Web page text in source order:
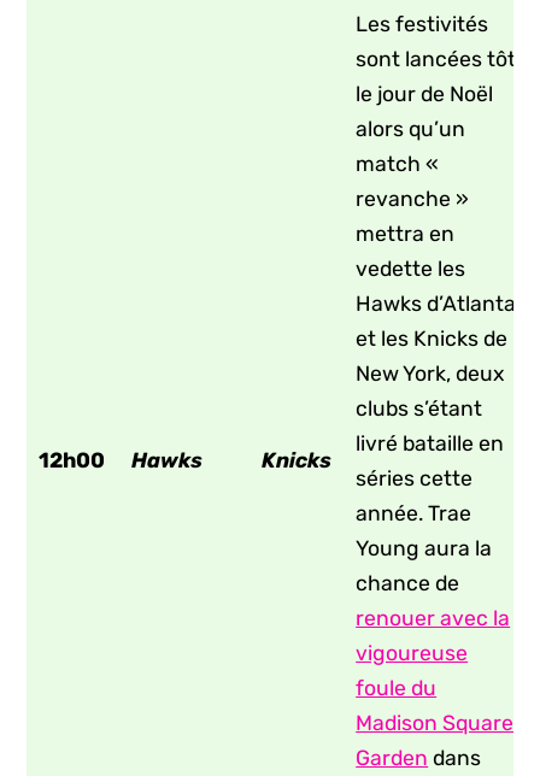
12h00 Hawks Knicks
Les festivités
sont lancées tôt
le jour de Noël
alors qu’un
match «
revanche »
mettra en
vedette les
Hawks d’Atlanta
et les Knicks de
New York, deux
clubs s’étant
livré bataille en
séries cette
année. Trae
Young aura la
chance de
renouer avec la
vigoureuse
foule du
Madison Square
Garden dans